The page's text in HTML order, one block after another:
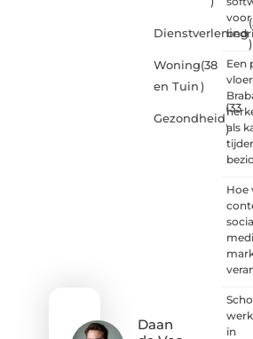
Daan
Dienstverlening
)
Woning
en Tuin
(38
)
Gezondheid
(33
)
voor
Een
als
Hoe
in